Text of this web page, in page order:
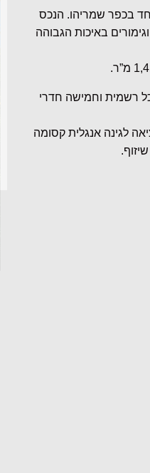
בכפר שמריהו. הנכס
באיכות הגבוהה
רשמית וחמישה חדרי
לגינה אנגלית קסומה